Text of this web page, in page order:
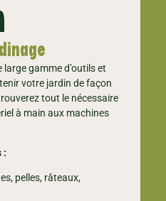
gamme d’outils et
votre jardin de façon
tout le nécessaire
à main aux machines
:
pelles, râteaux,